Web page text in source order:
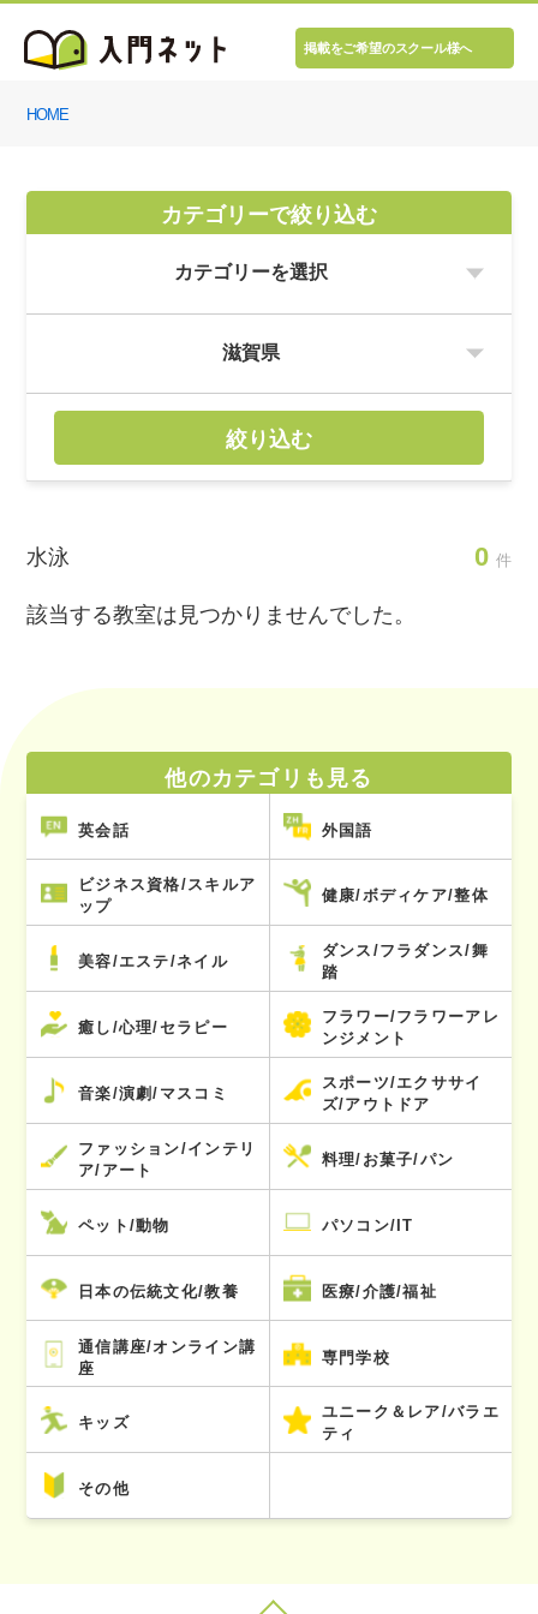
掲載をご希望のスクール様へ
HOME
カテゴリーで絞り込む
絞り込む
水泳 0 件
該当する教室は見つかりませんでした。
他のカテゴリも見る
英会話 外国語
ビジネス資格/スキルア
ップ
健康/ボディケア/整体
美容/エステ/ネイル
ダンス/フラダンス/舞
踏
癒し/心理/セラピー
フラワー/フラワーアレ
ンジメント
音楽/演劇/マスコミ
スポーツ/エクササイ
ズ/アウトドア
ファッション/インテリ
ア/アート
料理/お菓子/パン
ペット/動物 パソコン/IT
日本の伝統文化/教養 医療/介護/福祉
通信講座/オンライン講
座
専門学校
キッズ
ユニーク＆レア/バラエ
ティ
その他